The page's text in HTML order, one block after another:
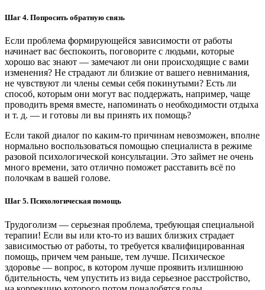
Шаг 4. Попросить обратную связь
Если проблема формирующейся зависимости от работы
начинает вас беспокоить, поговорите с людьми, которые
хорошо вас знают — замечают ли они происходящие с вами
изменения? Не страдают ли близкие от вашего невнимания,
не чувствуют ли члены семьи себя покинутыми? Есть ли
способ, которым они могут вас поддержать, например, чаще
проводить время вместе, напоминать о необходимости отдыха
и т. д. — и готовы ли вы принять их помощь?
Если такой диалог по каким-то причинам невозможен, вполне
нормально воспользоваться помощью специалиста в режиме
разовой психологической консультации. Это займет не очень
много времени, зато отлично поможет расставить всё по
полочкам в вашей голове.
Шаг 5. Психологическая помощь
Трудоголизм — серьезная проблема, требующая специальной
терапии! Если вы или кто-то из ваших близких страдает
зависимостью от работы, то требуется квалифицированная
помощь, причем чем раньше, тем лучше. Психическое
здоровье — вопрос, в котором лучше проявить излишнюю
бдительность, чем упустить из вида серьезное расстройство,